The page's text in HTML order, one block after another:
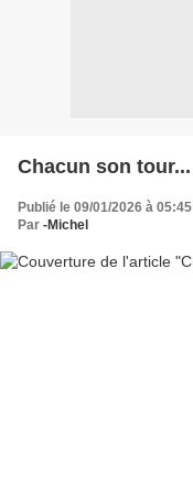
Chacun son tour...
Publié le 09/01/2026 à 05:45
Par -Michel